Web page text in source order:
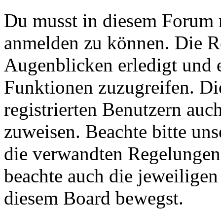
Du musst in diesem
anmelden zu können. Die
Augenblicken erledigt und
Funktionen zuzugreifen.
registrierten Benutzern
zuweisen. Beachte bitte
die verwandten
beachte auch die
diesem Board bewegst.